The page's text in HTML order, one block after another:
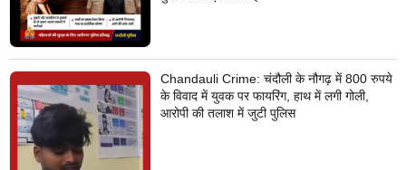
Chandauli Crime: चंदौली के नौगढ़ में 800 रुपये
के विवाद में युवक पर फायरिंग, हाथ में लगी गोली,
आरोपी की तलाश में जुटी पुलिस